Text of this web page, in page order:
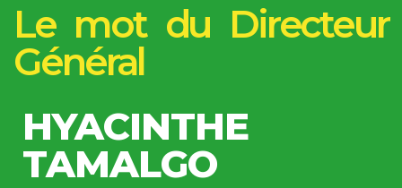
Le mot du Directeur
Général
HYACINTHE
TAMALGO